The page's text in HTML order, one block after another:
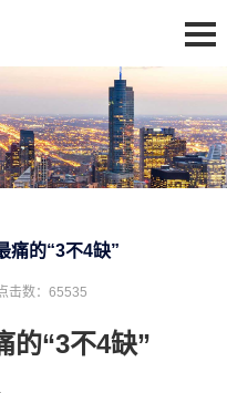
痛的“3不4缺”
击数： 65535
的“3不4缺”